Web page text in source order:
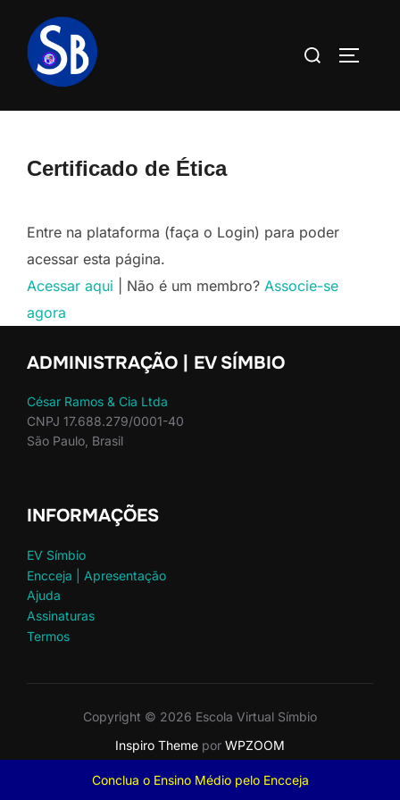
Conclua o Ensino Médio pelo Encceja
para
conteúdo
Pesquisar
Certificado de Ética
Entre na plataforma (faça o Login) para poder
acessar esta página.
Acessar aqui | Não é um membro? Associe-se
agora
ADMINISTRAÇÃO | EV SÍMBIO
César Ramos & Cia Ltda
CNPJ 17.688.279/0001-40
São Paulo, Brasil
INFORMAÇÕES
EV Símbio
Encceja | Apresentação
Ajuda
Assinaturas
Termos
Copyright © 2026 Escola Virtual Símbio
Inspiro Theme por WPZOOM